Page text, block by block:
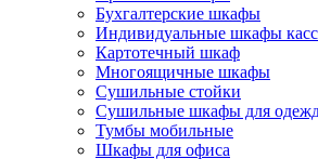
Бухгалтерские шкафы
Индивидуальные шкафы
Картотечный шкаф
Многоящичные шкафы
Сушильные стойки
Сушильные шкафы для
Тумбы мобильные
Шкафы для офиса